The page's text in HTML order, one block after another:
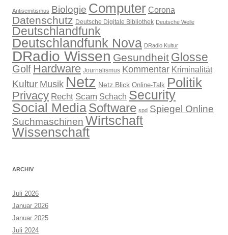
Antisemitismus Biologie Computer Corona
Datenschutz Deutsche Digitale Bibliothek Deutsche Welle
Deutschlandfunk
Deutschlandfunk Nova DRadio Kultur
DRadio Wissen Gesundheit Glosse
Golf Hardware Journalismus Kommentar Kriminalität
Kultur Musik Netz Netz.Blick Online-Talk Politik
Privacy Recht Scam Schach Security
Social MediaSoftware spd Spiegel Online
Suchmaschinen Wirtschaft
Wissenschaft
ARCHIV
Juli 2026
Januar 2026
Januar 2025
Juli 2024